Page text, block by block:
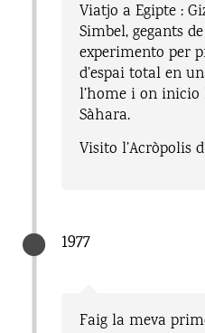
Viatjo a Egipte :
Simbel, gegants
experimento per
d’espai total en
l’home i on
Sàhara.
Visito l’Acròpolis
1977
Faig la meva